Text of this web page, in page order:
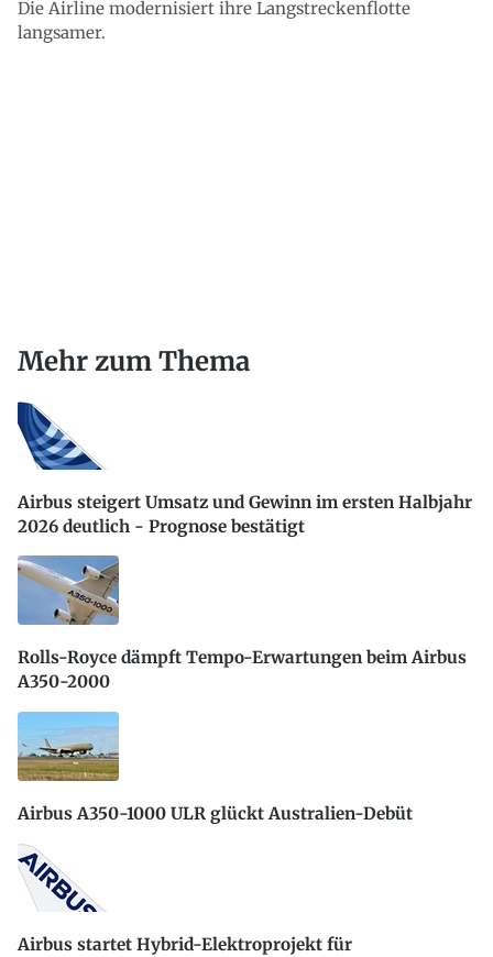
Die Airline modernisiert ihre Langstreckenflotte
langsamer.
Mehr zum Thema
Airbus steigert Umsatz und Gewinn im ersten Halbjahr
2026 deutlich - Prognose bestätigt
Rolls-Royce dämpft Tempo-Erwartungen beim Airbus
A350-2000
Airbus A350-1000 ULR glückt Australien-Debüt
Airbus startet Hybrid-Elektroprojekt für